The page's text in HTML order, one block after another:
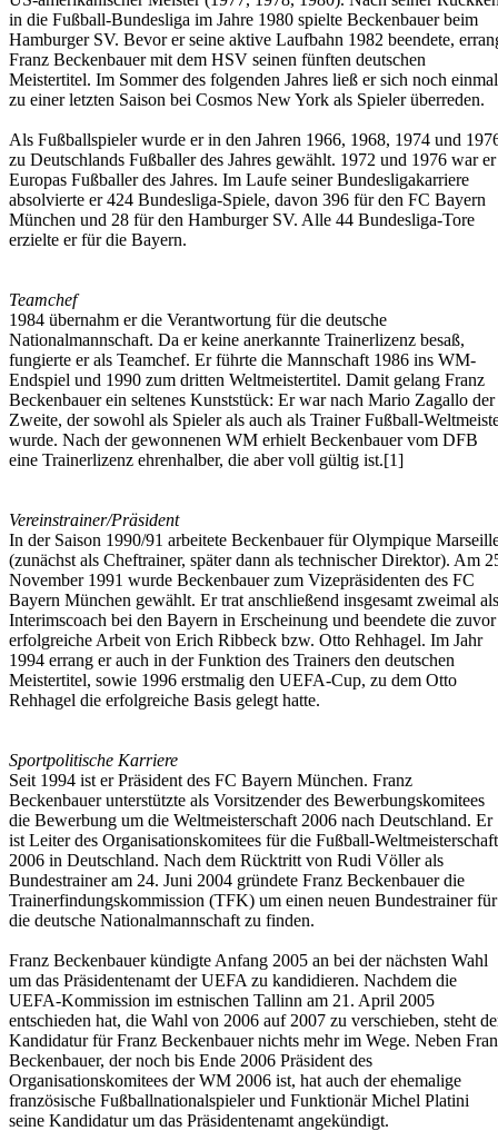
in die Fußball-Bundesliga im Jahre 1980 spielte Beckenbauer beim
Hamburger SV. Bevor er seine aktive Laufbahn 1982 beendete,
Franz Beckenbauer mit dem HSV seinen fünften deutschen
Meistertitel. Im Sommer des folgenden Jahres ließ er sich noch einmal
zu einer letzten Saison bei Cosmos New York als Spieler überreden.
Als Fußballspieler wurde er in den Jahren 1966, 1968, 1974 und
zu Deutschlands Fußballer des Jahres gewählt. 1972 und 1976 war er
Europas Fußballer des Jahres. Im Laufe seiner Bundesligakarriere
absolvierte er 424 Bundesliga-Spiele, davon 396 für den FC Bayern
München und 28 für den Hamburger SV. Alle 44 Bundesliga-Tore
erzielte er für die Bayern.
Teamchef
1984 übernahm er die Verantwortung für die deutsche
Nationalmannschaft. Da er keine anerkannte Trainerlizenz besaß,
fungierte er als Teamchef. Er führte die Mannschaft 1986 ins WM-
Endspiel und 1990 zum dritten Weltmeistertitel. Damit gelang Franz
Beckenbauer ein seltenes Kunststück: Er war nach Mario Zagallo der
Zweite, der sowohl als Spieler als auch als Trainer Fußball-
wurde. Nach der gewonnenen WM erhielt Beckenbauer vom DFB
eine Trainerlizenz ehrenhalber, die aber voll gültig ist.[1]
Vereinstrainer/Präsident
In der Saison 1990/91 arbeitete Beckenbauer für Olympique
(zunächst als Cheftrainer, später dann als technischer Direktor). Am
November 1991 wurde Beckenbauer zum Vizepräsidenten des FC
Bayern München gewählt. Er trat anschließend insgesamt zweimal als
Interimscoach bei den Bayern in Erscheinung und beendete die zuvor
erfolgreiche Arbeit von Erich Ribbeck bzw. Otto Rehhagel. Im Jahr
1994 errang er auch in der Funktion des Trainers den deutschen
Meistertitel, sowie 1996 erstmalig den UEFA-Cup, zu dem Otto
Rehhagel die erfolgreiche Basis gelegt hatte.
Sportpolitische Karriere
Seit 1994 ist er Präsident des FC Bayern München. Franz
Beckenbauer unterstützte als Vorsitzender des Bewerbungskomitees
die Bewerbung um die Weltmeisterschaft 2006 nach Deutschland. Er
ist Leiter des Organisationskomitees für die Fußball-Weltmeisterschaft
2006 in Deutschland. Nach dem Rücktritt von Rudi Völler als
Bundestrainer am 24. Juni 2004 gründete Franz Beckenbauer die
Trainerfindungskommission (TFK) um einen neuen Bundestrainer für
die deutsche Nationalmannschaft zu finden.
Franz Beckenbauer kündigte Anfang 2005 an bei der nächsten Wahl
um das Präsidentenamt der UEFA zu kandidieren. Nachdem die
UEFA-Kommission im estnischen Tallinn am 21. April 2005
entschieden hat, die Wahl von 2006 auf 2007 zu verschieben, steht
Kandidatur für Franz Beckenbauer nichts mehr im Wege. Neben
Beckenbauer, der noch bis Ende 2006 Präsident des
Organisationskomitees der WM 2006 ist, hat auch der ehemalige
französische Fußballnationalspieler und Funktionär Michel Platini
seine Kandidatur um das Präsidentenamt angekündigt.